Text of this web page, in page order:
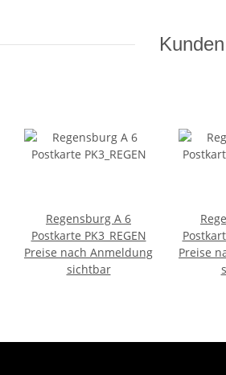
Regensburg A 6
Postkarte PK3_REGEN
Preise nach Anmeldung
sichtbar
Preise